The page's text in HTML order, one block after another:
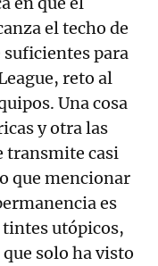
el techo de
suficientes para
reto al
Una cosa
y otra las
transmite casi
que mencionar
es
utópicos,
solo ha visto